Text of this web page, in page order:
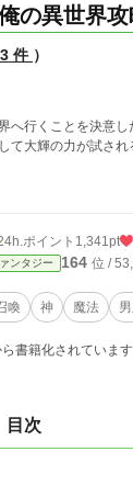
の異世界
件 ）
へ行くことを決意
て大輝の力が試され
ポイント 1,341pt
ンタジー 164 位 /
喚 神 魔法
書籍化されています
目次